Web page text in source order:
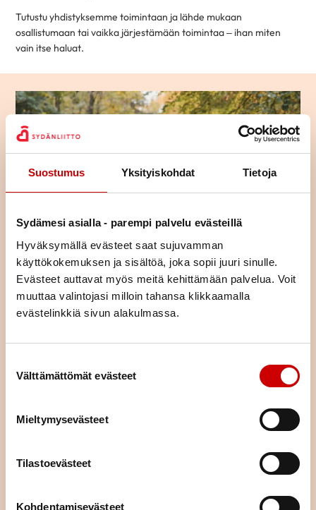
Suostumus Yksityiskohdat Tietoja
Sydämesi asialla - parempi palvelu evästeillä
Hyväksymällä evästeet saat sujuvamman
käyttökokemuksen ja sisältöä, joka sopii juuri sinulle.
Evästeet auttavat myös meitä kehittämään palvelua. Voit
muuttaa valintojasi milloin tahansa klikkaamalla
evästelinkkiä sivun alakulmassa.
Välttämättömät evästeet
Mieltymysevästeet
Tilastoevästeet
Kohdentamisevästeet
Tutustu yhdistyksemme toimintaan ja lähde mukaan
osallistumaan tai vaikka järjestämään toimintaa – ihan miten
vain itse haluat.
Liity jäseneksi
tarjoamme mahdollisuuden kokemusten jakamiseen sekä
annamme vertaistukea. Liittymällä jäseneksi saat neljä kertaa
ajankohtaista tietoa sydänterveydestä.